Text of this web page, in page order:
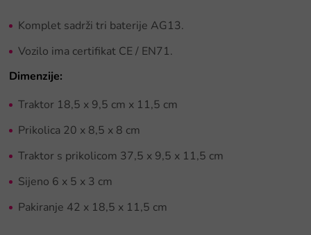
Komplet sadrži tri baterije AG13.
Vozilo ima certifikat CE / EN71.
Dimenzije:
Traktor 18,5 x 9,5 cm x 11,5 cm
Prikolica 20 x 8,5 x 8 cm
Traktor s prikolicom 37,5 x 9,5 x 11,5 cm
Sijeno 6 x 5 x 3 cm
Pakiranje 42 x 18,5 x 11,5 cm